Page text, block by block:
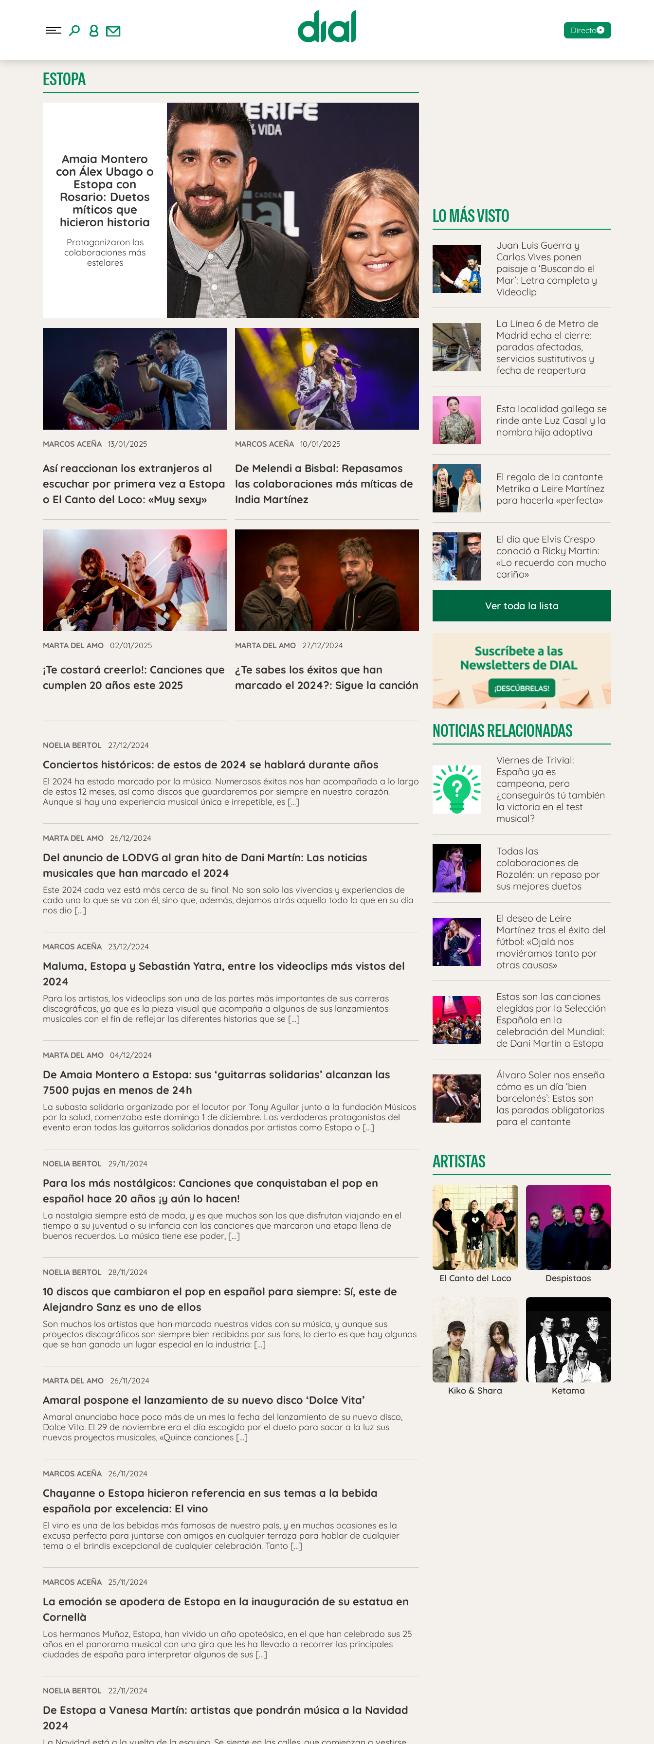
Directo
ESTOPA
Amaia Montero
con Álex Ubago o
Estopa con
Rosario: Duetos
míticos que
hicieron historia
Protagonizaron las
colaboraciones más
estelares
MARCOS ACEÑA 13/01/2025
Así reaccionan los extranjeros al
escuchar por primera vez a Estopa
o El Canto del Loco: «Muy sexy»
MARCOS ACEÑA 10/01/2025
De Melendi a Bisbal: Repasamos
las colaboraciones más míticas de
India Martínez
MARTA DEL AMO 02/01/2025
¡Te costará creerlo!: Canciones que
cumplen 20 años este 2025
MARTA DEL AMO 27/12/2024
¿Te sabes los éxitos que han
marcado el 2024?: Sigue la canción
NOELIA BERTOL 27/12/2024
Conciertos históricos: de estos de 2024 se hablará durante años
El 2024 ha estado marcado por la música. Numerosos éxitos nos han acompañado a lo largo
de estos 12 meses, así como discos que guardaremos por siempre en nuestro corazón.
Aunque si hay una experiencia musical única e irrepetible, es […]
MARTA DEL AMO 26/12/2024
Del anuncio de LODVG al gran hito de Dani Martín: Las noticias
musicales que han marcado el 2024
Este 2024 cada vez está más cerca de su final. No son solo las vivencias y experiencias de
cada uno lo que se va con él, sino que, además, dejamos atrás aquello todo lo que en su día
nos dio […]
MARCOS ACEÑA 23/12/2024
Maluma, Estopa y Sebastián Yatra, entre los videoclips más vistos del
2024
Para los artistas, los videoclips son una de las partes más importantes de sus carreras
discográficas, ya que es la pieza visual que acompaña a algunos de sus lanzamientos
musicales con el fin de reflejar las diferentes historias que se […]
MARTA DEL AMO 04/12/2024
De Amaia Montero a Estopa: sus ‘guitarras solidarias’ alcanzan las
7500 pujas en menos de 24h
La subasta solidaria organizada por el locutor por Tony Aguilar junto a la fundación Músicos
por la salud, comenzaba este domingo 1 de diciembre. Las verdaderas protagonistas del
evento eran todas las guitarras solidarias donadas por artistas como Estopa o […]
NOELIA BERTOL 29/11/2024
Para los más nostálgicos: Canciones que conquistaban el pop en
español hace 20 años ¡y aún lo hacen!
La nostalgia siempre está de moda, y es que muchos son los que disfrutan viajando en el
tiempo a su juventud o su infancia con las canciones que marcaron una etapa llena de
buenos recuerdos. La música tiene ese poder, […]
NOELIA BERTOL 28/11/2024
10 discos que cambiaron el pop en español para siempre: Sí, este de
Alejandro Sanz es uno de ellos
Son muchos los artistas que han marcado nuestras vidas con su música, y aunque sus
proyectos discográficos son siempre bien recibidos por sus fans, lo cierto es que hay algunos
que se han ganado un lugar especial en la industria: […]
MARTA DEL AMO 26/11/2024
Amaral pospone el lanzamiento de su nuevo disco ‘Dolce Vita’
Amaral anunciaba hace poco más de un mes la fecha del lanzamiento de su nuevo disco,
Dolce Vita. El 29 de noviembre era el día escogido por el dueto para sacar a la luz sus
nuevos proyectos musicales, «Quince canciones […]
MARCOS ACEÑA 26/11/2024
Chayanne o Estopa hicieron referencia en sus temas a la bebida
española por excelencia: El vino
El vino es una de las bebidas más famosas de nuestro país, y en muchas ocasiones es la
excusa perfecta para juntarse con amigos en cualquier terraza para hablar de cualquier
tema o el brindis excepcional de cualquier celebración. Tanto […]
MARCOS ACEÑA 25/11/2024
La emoción se apodera de Estopa en la inauguración de su estatua en
Cornellà
Los hermanos Muñoz, Estopa, han vivido un año apoteósico, en el que han celebrado sus 25
años en el panorama musical con una gira que les ha llevado a recorrer las principales
ciudades de españa para interpretar algunos de sus […]
NOELIA BERTOL 22/11/2024
De Estopa a Vanesa Martín: artistas que pondrán música a la Navidad
2024
LO MÁS VISTO
Juan Luis Guerra y
Carlos Vives ponen
paisaje a ‘Buscando el
Mar’: Letra completa y
Videoclip
La Línea 6 de Metro de
Madrid echa el cierre:
paradas afectadas,
servicios sustitutivos y
fecha de reapertura
Esta localidad gallega se
rinde ante Luz Casal y la
nombra hija adoptiva
El regalo de la cantante
Metrika a Leire Martínez
para hacerla «perfecta»
El día que Elvis Crespo
conoció a Ricky Martin:
«Lo recuerdo con mucho
cariño»
Ver toda la lista
NOTICIAS RELACIONADAS
Viernes de Trivial:
España ya es
campeona, pero
¿conseguirás tú también
la victoria en el test
musical?
Todas las
colaboraciones de
Rozalén: un repaso por
sus mejores duetos
El deseo de Leire
Martínez tras el éxito del
fútbol: «Ojalá nos
moviéramos tanto por
otras causas»
Estas son las canciones
elegidas por la Selección
Española en la
celebración del Mundial:
de Dani Martín a Estopa
Álvaro Soler nos enseña
cómo es un día ‘bien
barcelonés’: Estas son
las paradas obligatorias
para el cantante
ARTISTAS
El Canto del Loco Despistaos
Kiko & Shara Ketama